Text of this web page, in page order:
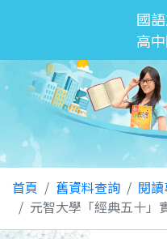
國
高
首頁 舊資料查詢
閱
元智大學「經典五十」